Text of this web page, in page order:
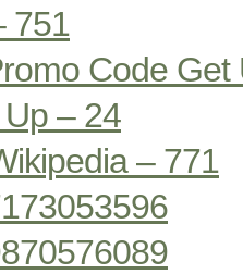
751
Code
– 24
– 771